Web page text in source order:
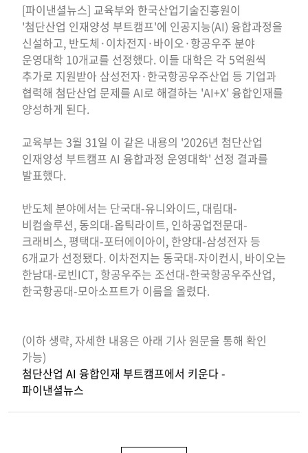
[파이낸셜뉴스] 교육부와 한국산업기술진흥원이
'첨단산업 인재양성 부트캠프'에 인공지능(AI) 융합과정을
신설하고, 반도체·이차전지·바이오·항공우주 분야
운영대학 10개교를 선정했다. 이들 대학은 각 5억원씩
추가로 지원받아 삼성전자·한국항공우주산업 등 기업과
협력해 첨단산업 문제를 AI로 해결하는 'AI+X' 융합인재를
양성하게 된다.
교육부는 3월 31일 이 같은 내용의 '2026년 첨단산업
인재양성 부트캠프 AI 융합과정 운영대학' 선정 결과를
발표했다.
반도체 분야에서는 단국대-유니와이드, 대림대-
비컴솔루션, 동의대-옵틱라이트, 인하공업전문대-
크래비스, 평택대-포터에이아이, 한양대-삼성전자 등
6개교가 선정됐다. 이차전지는 동국대-자이컨시, 바이오는
한남대-로빈ICT, 항공우주는 조선대-한국항공우주산업,
한국항공대-모아소프트가 이름을 올렸다.
(이하 생략, 자세한 내용은 아래 기사 원문을 통해 확인
가능)
첨단산업 AI 융합인재 부트캠프에서 키운다 -
파이낸셜뉴스